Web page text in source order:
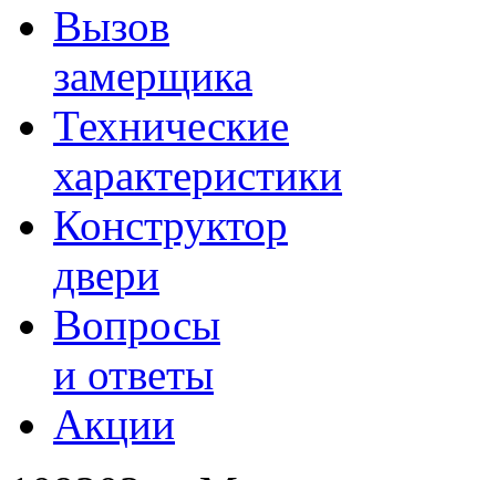
Вызов
замерщика
Технические
характеристики
Конструктор
двери
Вопросы
и ответы
Акции